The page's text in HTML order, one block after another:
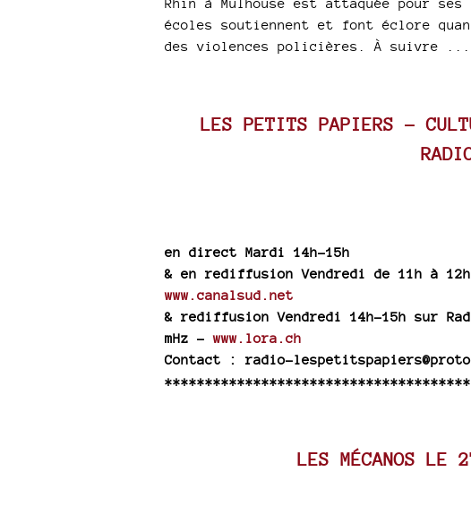
écoles soutiennent et font éclore
des violences policières. À suivre ...
LES PETITS PAPIERS –
en direct Mardi 14h-15h
& en rediffusion Vendredi de 11h à
www.canalsud.net
& rediffusion Vendredi 14h-15h sur
mHz -www.lora.ch
Contact : radio-
LES MÉCANOS LE